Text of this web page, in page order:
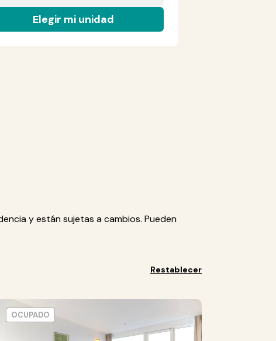
Elegir mi unidad
y están sujetas a cambios. Pueden
Restablecer
OCUPADO